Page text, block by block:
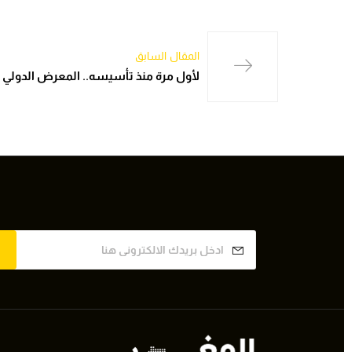
المقال السابق
لأول مرة منذ تأسيسه.. المعرض